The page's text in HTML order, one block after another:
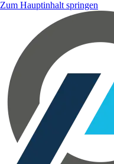
Zum Hauptinhalt springen